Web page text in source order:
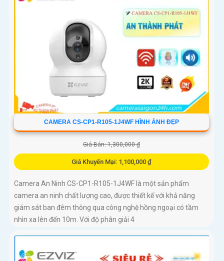
CAMERA CS-CP1-R105-1J4WF HÌNH ẢNH ĐẸP
Giá Bán: 1,300,000 ₫
Giá Khuyến Mại: 1,100,000 ₫
Camera An Ninh CS-CP1-R105-1J4WF là một sản phẩm
camera an ninh chất lượng cao, được thiết kế với khả năng
giám sát ban đêm thông qua công nghệ hồng ngoại có tầm
nhìn xa lên đến 10m. Với độ phân giải 4